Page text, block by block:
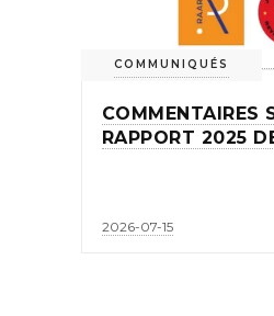
COMMUNIQUÉS
COMMENTAIRES
RAPPORT 2025
2026-07-15